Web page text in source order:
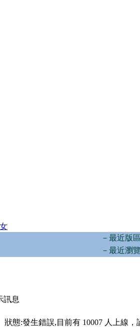
－最近版
－最近瀏
訊息
狀態:發生錯誤,目前有 10007 人上線